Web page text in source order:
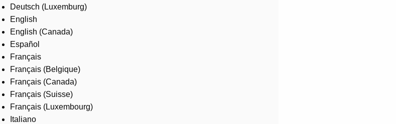
Deutsch (Luxemburg)
English
English (Canada)
Español
Français
Français (Belgique)
Français (Canada)
Français (Suisse)
Français (Luxembourg)
Italiano